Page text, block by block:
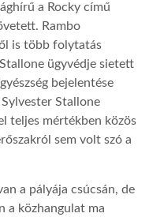
a Rocky című
Rambo
is több folytatás
ügyvédje sietett
bejelentése
Stallone
teljes mértékben közös
sem volt szó a
a pályája csúcsán, de
a közhangulat ma